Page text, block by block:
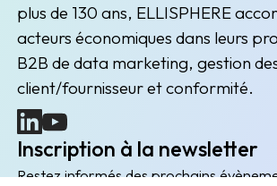
plus de 130 ans, ELLISPHERE
acteurs économiques dans leurs
B2B de data marketing, gestion
client/fournisseur et conformité.
(nouvelle fenêtre)
(nouvelle fenêtre)
Inscription à la newsletter
Restez informés des prochains